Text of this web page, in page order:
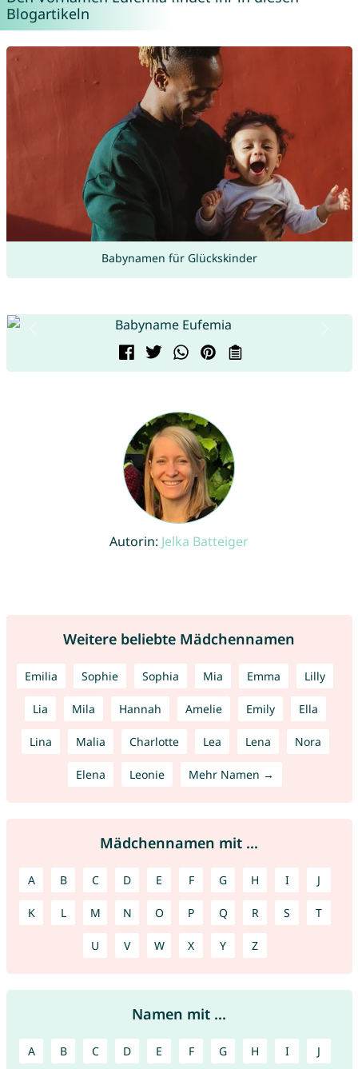
Blogartikeln
Babynamen für Glückskinder
Autorin: Jelka Batteiger
Weitere beliebte Mädchennamen
Emilia Sophie Sophia Mia Emma Lilly
Lia Mila Hannah Amelie Emily Ella
Lina Malia Charlotte Lea Lena Nora
Elena Leonie Mehr Namen →
Mädchennamen mit ...
A B C D E F G H I J
K L M N O P Q R S T
U V W X Y Z
Namen mit ...
A B C D E F G H I J